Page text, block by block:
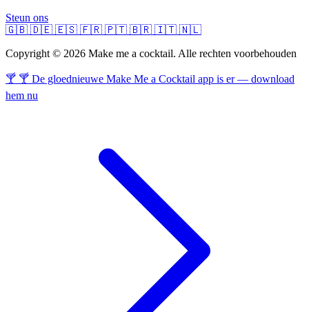
Steun ons
🇬🇧 🇩🇪 🇪🇸 🇫🇷 🇵🇹 🇧🇷 🇮🇹 🇳🇱
Copyright © 2026 Make me a cocktail. Alle rechten voorbehouden
🍸 🍸 De gloednieuwe Make Me a Cocktail app is er — download
hem nu